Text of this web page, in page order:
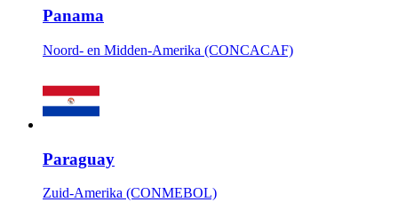
Panama
Noord- en Midden-Amerika (CONCACAF)
Paraguay
Zuid-Amerika (CONMEBOL)